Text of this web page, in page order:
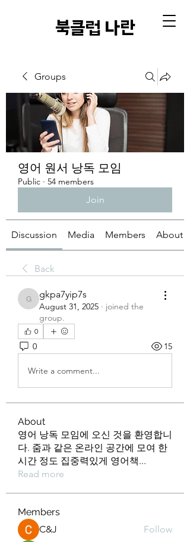
​북클럽 나란
Groups
영어 원서 낭독 모임
Public · 54 members
Join
Discussion Media Members About
Back
gkpa7yip7s
gkpa7yip7s
August 31, 2025 · joined the
group.
0
0 15
Write a comment...
About
영어 낭독 모임에 오신 것을 환영합니
다. 줌과 같은 온라인 공간에 모여 한
시간 정도 집중력있게 영어책...
Read more
Members
C&J
Follow